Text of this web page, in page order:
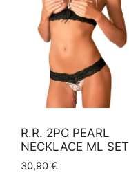
R.R. 2PC PEARL
NECKLACE ML SET
30,90 €